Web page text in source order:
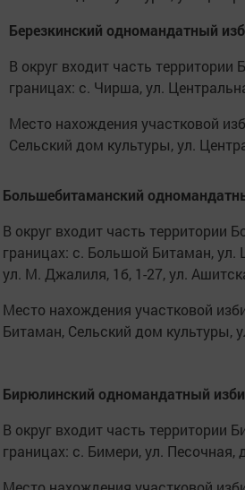
Березкинский одномандатный
В округ входит часть
границах: с. Чирша, ул.
Место нахождения участковой
Сельский дом культуры, ул.
Большебитаманский
В округ входит часть территории
границах: с. Большой Битаман, ул.
ул. М. Джалиля, 1б, 1-27, ул.
Место нахождения участковой
Битаман, Сельский дом культуры,
Бирюлинский одномандатный
В округ входит часть территории
границах: с. Бимери, ул.